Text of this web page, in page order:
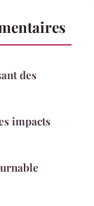
des
impacts